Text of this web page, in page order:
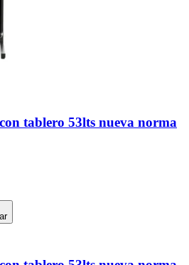
tablero 53lts nueva norma